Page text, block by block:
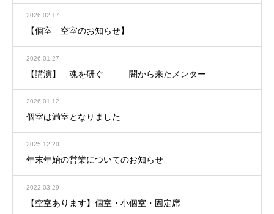
2026.02.17
【個室 空室のお知らせ】
2026.01.27
【講演】 魂を研ぐ 闇から来たメンター
2026.01.12
個室は満室となりました
2025.12.20
年末年始の営業についてのお知らせ
2022.03.29
【空室あります】個室・小個室・固定席